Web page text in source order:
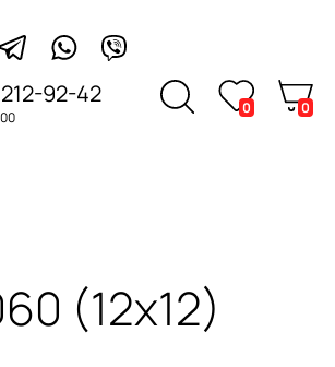
92-42 0 0
(12x12)